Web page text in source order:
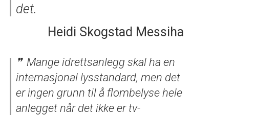
det.
Heidi Skogstad Messiha
Mange idrettsanlegg skal ha en
internasjonal lysstandard, men det
er ingen grunn til å flombelyse hele
anlegget når det ikke er tv-